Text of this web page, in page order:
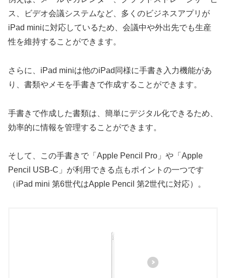
ス、ビデオ会議システムなど、多くのビジネスアプリが
iPad miniに対応しているため、会議中や外出先でも生産
性を維持することができます。
さらに、iPad miniは他のiPad同様に手書き入力機能があ
り、書類やメモを手書きで作成することができます。
手書きで作成した書類は、簡単にデジタル化できるため、
効率的に情報を管理することができます。
そして、この手書きで「Apple Pencil Pro」や「Apple
Pencil USB-C」が利用できる点もポイントの一つです
（iPad mini 第6世代はApple Pencil 第2世代に対応）。